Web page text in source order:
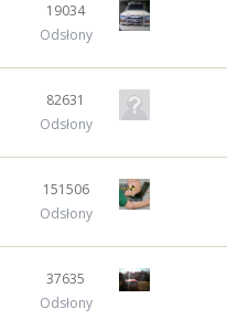
19034
Odsłony
82631
Odsłony
151506
Odsłony
37635
Odsłony